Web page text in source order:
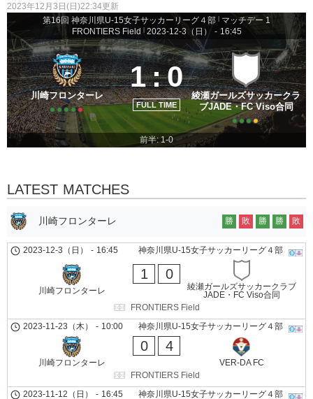
2023年12月3日(日)22:34更新
第16回 神奈川県U-15女子サッカーリーグ４部
マッチデー 1
FRONTIERS Field
2023-12-3（日） - 16:45
川崎フロンターレ
1:0
FULL TIME
綾瀬ガールズサッカークラ
ブJADE・FC Viso合同
前半: 1-0
LATEST MATCHES
川崎フロンターレ 勝 敗 勝 勝 敗
神奈川県U-15女子サッカーリーグ４部
2023-12-3（日） - 16:45
川崎フロンターレ
1 0
綾瀬ガールズサッカークラブ
JADE・FC Viso合同
FRONTIERS Field
神奈川県U-15女子サッカーリーグ４部
2023-11-23（木） - 10:00
川崎フロンターレ
0 4
VER-DA FC
FRONTIERS Field
神奈川県U-15女子サッカーリーグ４部
2023-11-12（日） - 16:45